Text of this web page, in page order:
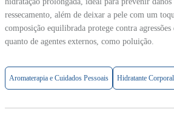
ressecamento, além de deixar a pele com um
composição equilibrada protege contra
quanto de agentes externos, como poluição.
Aromaterapia e Cuidados Pessoais Hidratante Corporal